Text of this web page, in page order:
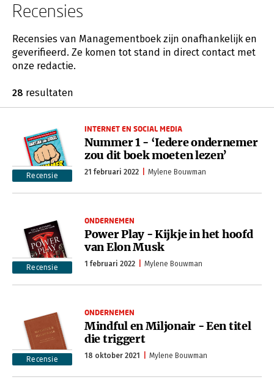
Recensies
Recensies van Managementboek zijn onafhankelijk en
geverifieerd. Ze komen tot stand in direct contact met
onze redactie.
28 resultaten
Recensie
INTERNET EN SOCIAL MEDIA
Nummer 1 - ‘Iedere ondernemer
zou dit boek moeten lezen’
21 februari 2022 Mylene Bouwman
Recensie
ONDERNEMEN
Power Play - Kijkje in het hoofd
van Elon Musk
1 februari 2022 Mylene Bouwman
Recensie
ONDERNEMEN
Mindful en Miljonair - Een titel
die triggert
18 oktober 2021 Mylene Bouwman